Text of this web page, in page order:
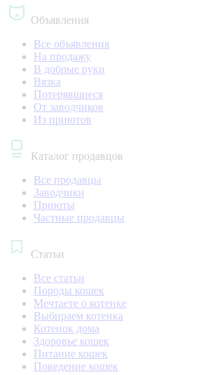
Объявления
Все объявления
На продажу
В добрые руки
Вязка
Потерявшиеся
От заводчиков
Из приютов
Каталог продавцов
Все продавцы
Заводчики
Приюты
Частные продавцы
Статьи
Все статьи
Породы кошек
Мечтаете о котенке
Выбираем котенка
Котенок дома
Здоровье кошек
Питание кошек
Поведение кошек